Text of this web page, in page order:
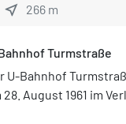
near_me 266 m
Turmstraße
U-Bahnhof
28. August 1961 im